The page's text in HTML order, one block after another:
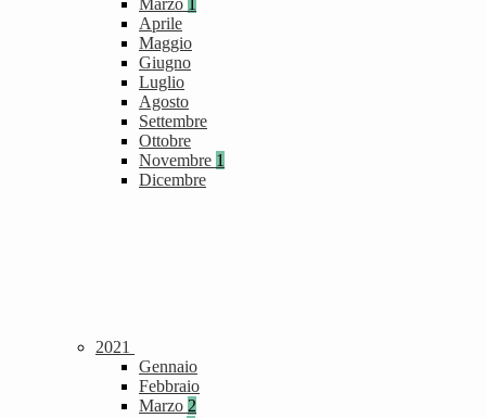
Marzo 1
Aprile
Maggio
Giugno
Luglio
Agosto
Settembre
Ottobre
Novembre 1
Dicembre
2021
Gennaio
Febbraio
Marzo 2